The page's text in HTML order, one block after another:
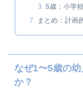
5歳：小学
まとめ：計画
なぜ1〜5歳の
か？